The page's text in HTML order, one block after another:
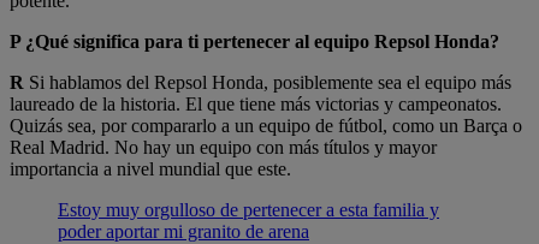
P ¿Qué significa para ti pertenecer al equipo Repsol Honda?
R Si hablamos del Repsol Honda, posiblemente sea el equipo más
laureado de la historia. El que tiene más victorias y campeonatos.
Quizás sea, por compararlo a un equipo de fútbol, como un Barça o
Real Madrid. No hay un equipo con más títulos y mayor
importancia a nivel mundial que este.
Estoy muy orgulloso de pertenecer a esta familia y
poder aportar mi granito de arena